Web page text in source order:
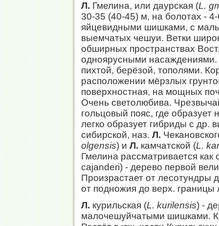
Л. Гмелина, или даурская (L.
30-35 (40-45) м, на болотах -
яйцевидными шишками, с
выемчатых чешуи. Ветки
обширных пространствах
одноярусными насаждениями.
пихтой, берёзой, тополями.
расположении мёрзлых
поверхностная, на мощных
Очень светолюбива.
гольцовый пояс, где
легко образует гибриды с др.
сибирской, наз. Л.
olgensis) и Л. камчатской (L.
Гмелина рассматривается как
cajanderi) - дерево первой
Произрастает от лесотундры
от подножия до верх. границы
Л. курильская (L. kurilensis) -
малочешуйчатыми шишками.